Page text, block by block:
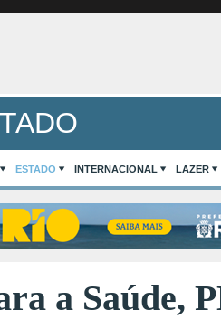
ESTADO INTERNACIONAL LAZER
a Saúde,